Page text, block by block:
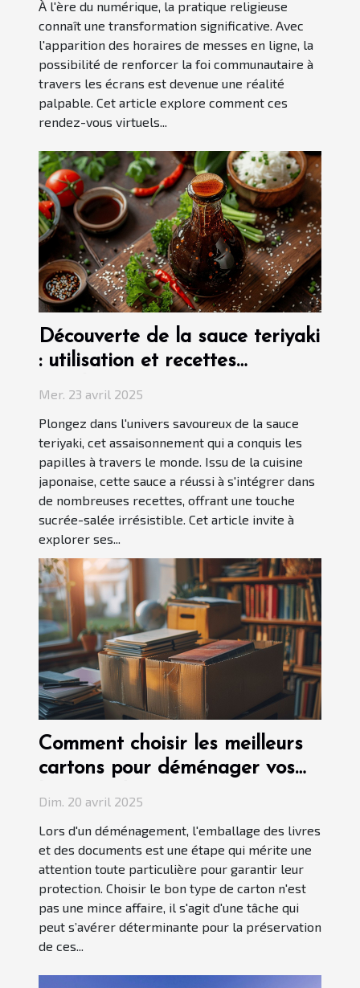
À l'ère du numérique, la pratique religieuse
connaît une transformation significative. Avec
l'apparition des horaires de messes en ligne, la
possibilité de renforcer la foi communautaire à
travers les écrans est devenue une réalité
palpable. Cet article explore comment ces
rendez-vous virtuels...
Découverte de la sauce teriyaki
: utilisation et recettes
populaires
Mer. 23 avril 2025
Plongez dans l'univers savoureux de la sauce
teriyaki, cet assaisonnement qui a conquis les
papilles à travers le monde. Issu de la cuisine
japonaise, cette sauce a réussi à s'intégrer dans
de nombreuses recettes, offrant une touche
sucrée-salée irrésistible. Cet article invite à
explorer ses...
Comment choisir les meilleurs
cartons pour déménager vos
livres et documents
Dim. 20 avril 2025
Lors d'un déménagement, l'emballage des livres
et des documents est une étape qui mérite une
attention toute particulière pour garantir leur
protection. Choisir le bon type de carton n'est
pas une mince affaire, il s'agit d'une tâche qui
peut s’avérer déterminante pour la préservation
de ces...